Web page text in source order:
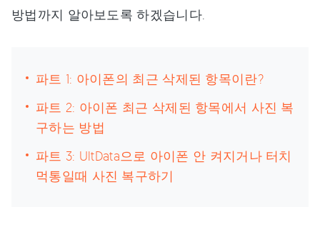
방법까지 알아보도록 하겠습니다.
파트 1: 아이폰의 최근 삭제된 항목이란?
파트 2: 아이폰 최근 삭제된 항목에서 사진 복
구하는 방법
파트 3: UltData으로 아이폰 안 켜지거나 터치
먹통일때 사진 복구하기